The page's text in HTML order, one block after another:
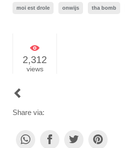
moi est drole onwijs tha bomb
2,312
views
POST
Share via: